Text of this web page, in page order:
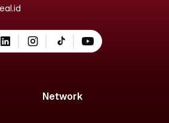
Network